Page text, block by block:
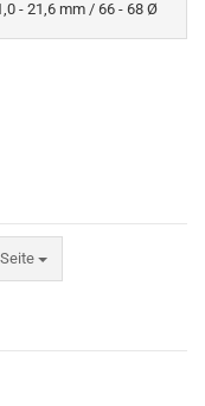
- 21,6 mm / 66 - 68 Ø